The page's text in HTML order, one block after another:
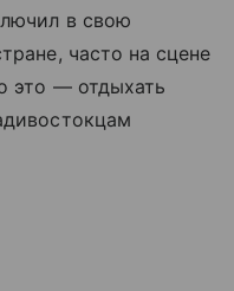
в свою
часто на сцене
это — отдыхать